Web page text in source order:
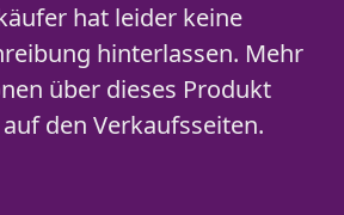
hat leider keine
hinterlassen. Mehr
über dieses Produkt
den Verkaufsseiten.